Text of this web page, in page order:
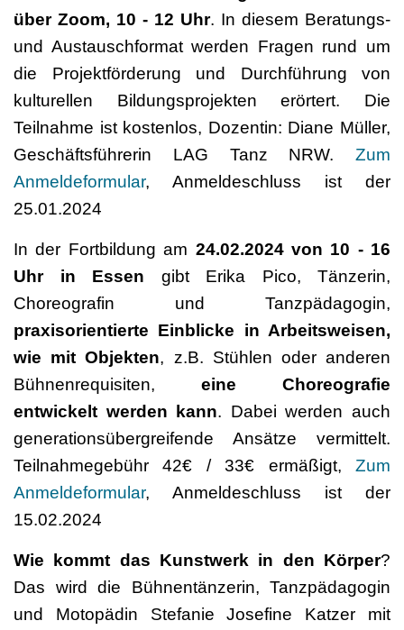
über Zoom, 10 - 12 Uhr. In diesem Beratungs-
und Austauschformat werden Fragen rund um
die Projektförderung und Durchführung von
kulturellen Bildungsprojekten erörtert. Die
Teilnahme ist kostenlos, Dozentin: Diane Müller,
Geschäftsführerin LAG Tanz NRW. Zum
Anmeldeformular, Anmeldeschluss ist der
25.01.2024
In der Fortbildung am 24.02.2024 von 10 - 16
Uhr in Essen gibt Erika Pico, Tänzerin,
Choreografin und Tanzpädagogin,
praxisorientierte Einblicke in Arbeitsweisen,
wie mit Objekten, z.B. Stühlen oder anderen
Bühnenrequisiten, eine Choreografie
entwickelt werden kann. Dabei werden auch
generationsübergreifende Ansätze vermittelt.
Teilnahmegebühr 42€ / 33€ ermäßigt, Zum
Anmeldeformular, Anmeldeschluss ist der
15.02.2024
Wie kommt das Kunstwerk in den Körper?
Das wird die Bühnentänzerin, Tanzpädagogin
und Motopädin Stefanie Josefine Katzer mit